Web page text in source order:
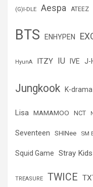
(G)I-DLE Aespa ATEEZ
BTS ENHYPEN
HyunA ITZY IU IVE J-
Jungkook K-drama
Lisa MAMAMOO NCT
Seventeen SHINee SM
Squid Game Stray Kids
TREASURE TWICE